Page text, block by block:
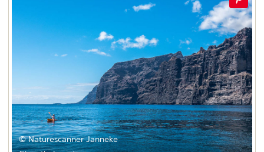
© Naturescanner Janneke